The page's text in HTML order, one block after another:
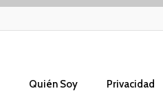
Quién Soy Privacidad